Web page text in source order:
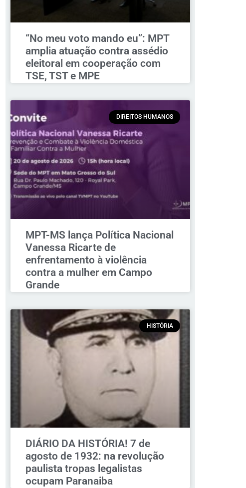
“No meu voto mando eu”: MPT
amplia atuação contra assédio
eleitoral em cooperação com
TSE, TST e MPE
DIREITOS HUMANOS
MPT-MS lança Política Nacional
Vanessa Ricarte de
enfrentamento à violência
contra a mulher em Campo
Grande
HISTÓRIA
DIÁRIO DA HISTÓRIA! 7 de
agosto de 1932: na revolução
paulista tropas legalistas
ocupam Paranaiba